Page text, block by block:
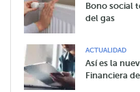
Bono social
del gas
ACTUALIDAD
Así es la
Financiera